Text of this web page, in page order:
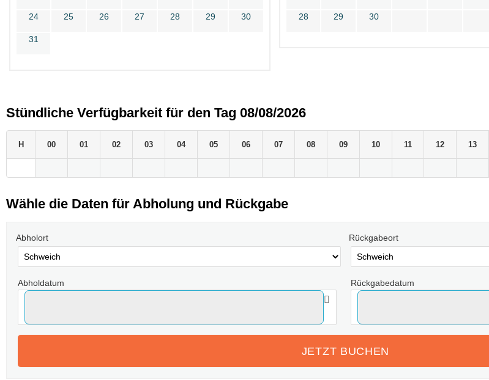
24 25 26 27 28 29 30
31
28 29 30
Stündliche Verfügbarkeit für den Tag 08/08/2026
H 00 01 02 03 04 05 06 07 08 09 10 11 12 13
Wähle die Daten für Abholung und Rückgabe
Abholort Rückgabeort
Abholdatum Rückgabedatum